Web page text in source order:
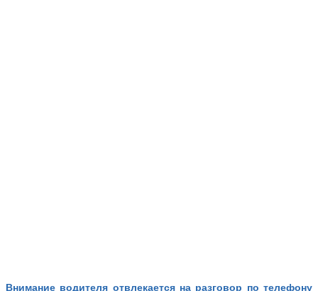
Внимание водителя отвлекается на разговор по телефону